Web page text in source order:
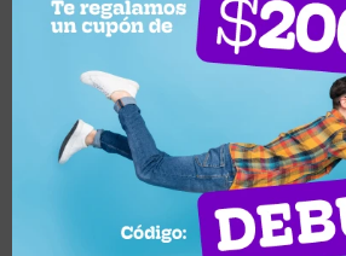
Juego de dormitorio Infantil
Disney 3 piezas Minnie
Llega mañana
UYU
Llega